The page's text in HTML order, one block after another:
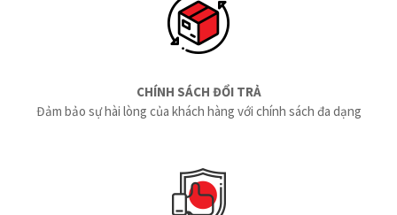
CHÍNH SÁCH ĐỔI TRẢ
Đảm bảo sự hài lòng của khách hàng với chính sách đa dạng